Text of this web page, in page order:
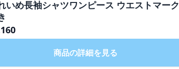
いめ長袖シャツワンピース ウエストマーク
商品の詳細を見る